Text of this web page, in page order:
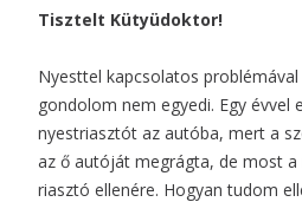
Tisztelt Kütyüdoktor!
Nyesttel kapcsolatos
gondolom nem egyedi. Egy évvel
nyestriasztót az autóba, mert a
az ő autóját megrágta, de most
riasztó ellenére. Hogyan tudom